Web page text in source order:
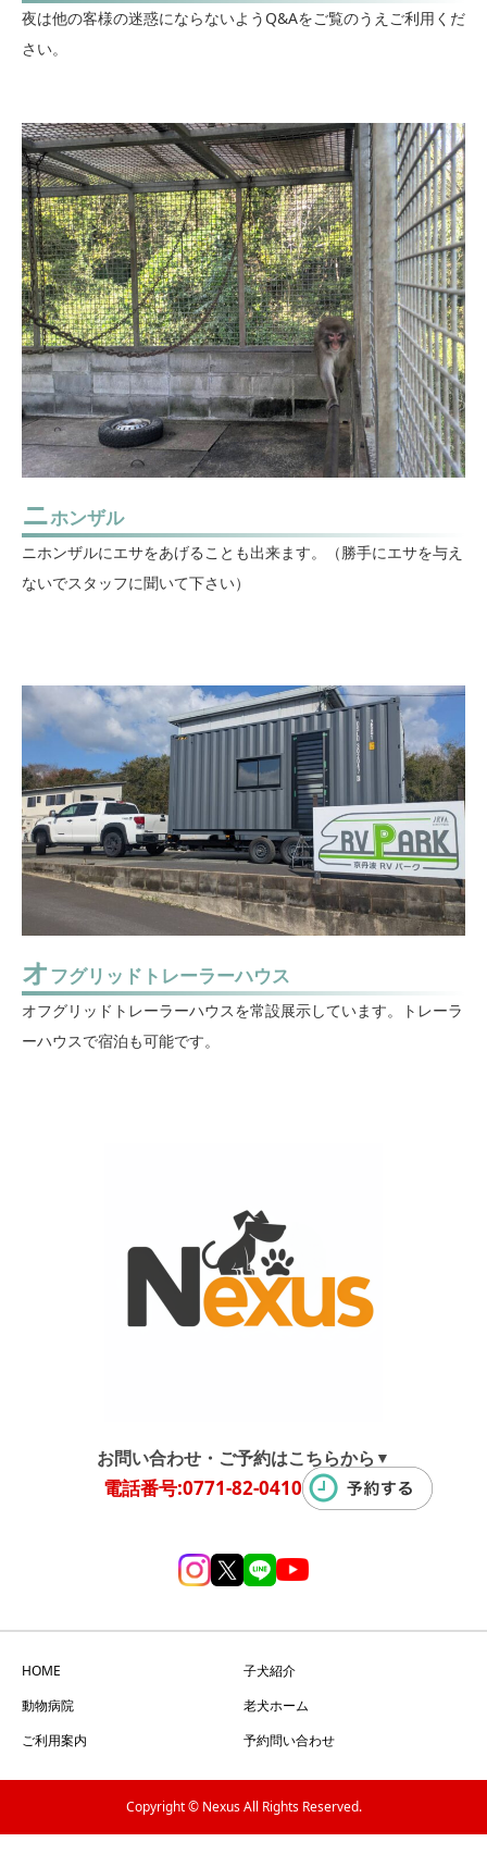
夜は他の客様の迷惑にならないようQ&Aをご覧のうえご利用くだ
さい。
ニホンザル
ニホンザルにエサをあげることも出来ます。（勝手にエサを与え
ないでスタッフに聞いて下さい）
オフグリッドトレーラーハウス
オフグリッドトレーラーハウスを常設展示しています。トレーラ
ーハウスで宿泊も可能です。
お問い合わせ・ご予約はこちらから ▼
電話番号:0771-82-0410
HOME
子犬紹介
動物病院
老犬ホーム
ご利用案内
予約問い合わせ
Copyright © Nexus All Rights Reserved.